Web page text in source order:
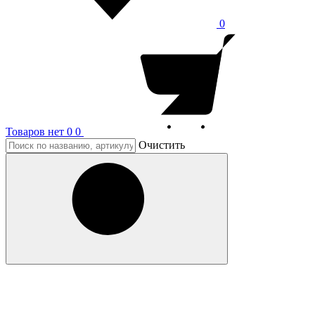
0
Товаров нет 0 0
Очистить